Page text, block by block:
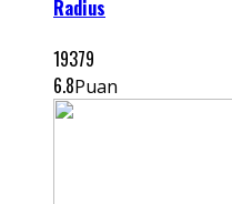
Radius
19379
6.8Puan